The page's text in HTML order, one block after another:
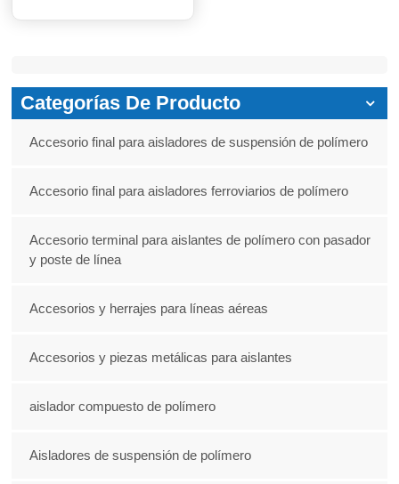
Categorías De Producto
Accesorio final para aisladores de suspensión de polímero
Accesorio final para aisladores ferroviarios de polímero
Accesorio terminal para aislantes de polímero con pasador
y poste de línea
Accesorios y herrajes para líneas aéreas
Accesorios y piezas metálicas para aislantes
aislador compuesto de polímero
Aisladores de suspensión de polímero